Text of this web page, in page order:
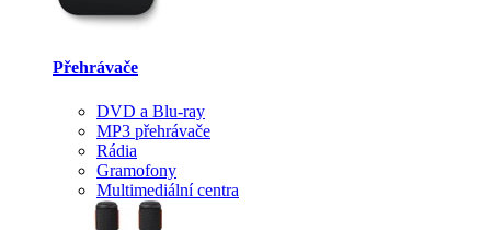
Přehrávače
DVD a Blu-ray
MP3 přehrávače
Rádia
Gramofony
Multimediální centra